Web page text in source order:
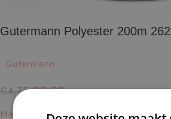
Gutermann Polyester 200m 262
Gutermann
€4,75 €3,80
Meer informatie →